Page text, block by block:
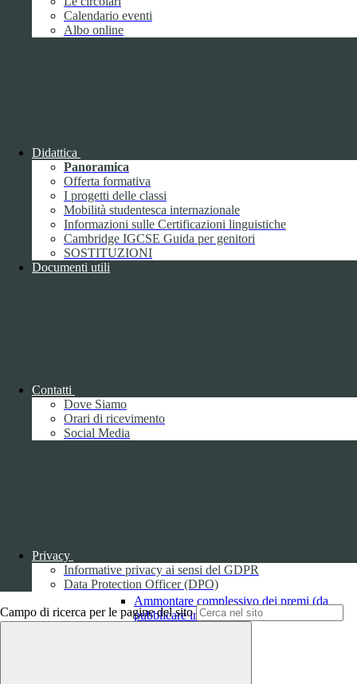
Calendario eventi
Albo online
Didattica
Panoramica
Offerta formativa
I progetti delle classi
Mobilità studentesca internazionale
Informazioni sulle Certificazioni linguistiche
Cambridge IGCSE Guida per genitori
SOSTITUZIONI
Documenti utili
Contatti
Dove Siamo
Orari di ricevimento
Social Media
Privacy
Informative privacy ai sensi del GDPR
Data Protection Officer (DPO)
Campo di ricerca per le pagine del sito
Ammontare complessivo dei premi (da
pubblicare in tabelle) 1